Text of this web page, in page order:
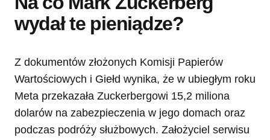
wydał te pieniądze?
Z dokumentów złożonych Komisji Papierów
Wartościowych i Giełd wynika, że w ubiegłym roku
Meta przekazała Zuckerbergowi 15,2 miliona
dolarów na zabezpieczenia w jego domach oraz
podczas podróży służbowych. Założyciel serwisu